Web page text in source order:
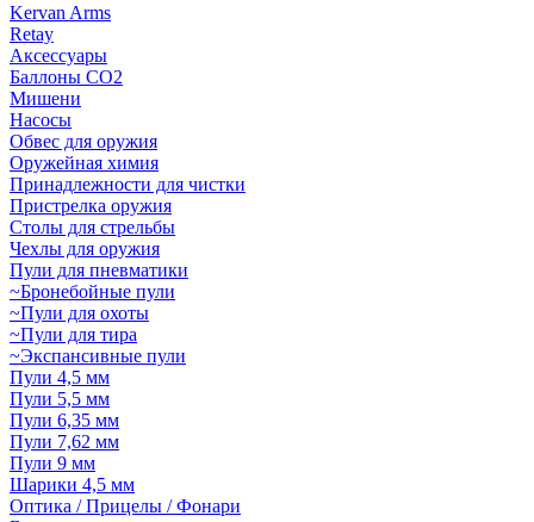
Kervan Arms
Retay
Аксессуары
Баллоны СО2
Мишени
Насосы
Обвес для оружия
Оружейная химия
Принадлежности для чистки
Пристрелка оружия
Столы для стрельбы
Чехлы для оружия
Пули для пневматики
~Бронебойные пули
~Пули для охоты
~Пули для тира
~Экспансивные пули
Пули 4,5 мм
Пули 5,5 мм
Пули 6,35 мм
Пули 7,62 мм
Пули 9 мм
Шарики 4,5 мм
Оптика / Прицелы / Фонари